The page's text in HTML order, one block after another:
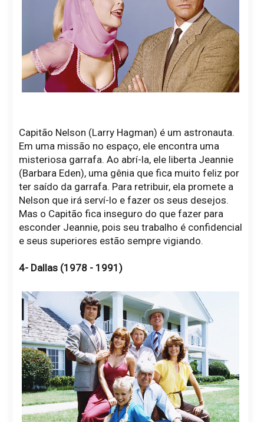
Capitão Nelson (Larry Hagman) é um astronauta.
Em uma missão no espaço, ele encontra uma
misteriosa garrafa. Ao abrí-la, ele liberta Jeannie
(Barbara Eden), uma gênia que fica muito feliz por
ter saído da garrafa. Para retribuir, ela promete a
Nelson que irá serví-lo e fazer os seus desejos.
Mas o Capitão fica inseguro do que fazer para
esconder Jeannie, pois seu trabalho é confidencial
e seus superiores estão sempre vigiando.
4- Dallas (1978 - 1991)